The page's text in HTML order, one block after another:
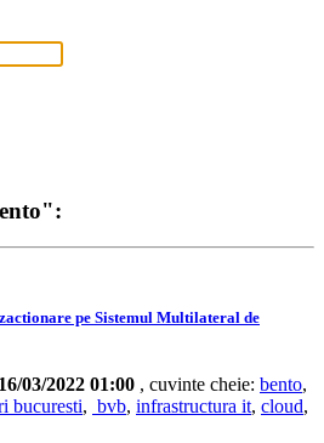
pe Sistemul Multilateral de
16/03/2022 01:00 , cuvinte cheie: bento,
bucuresti, bvb, infrastructura it, cloud,